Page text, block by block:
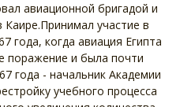
авиационной бригадой и
участие в
года, когда авиация Египта
поражение и была почти
года - начальник Академии
учебного процесса